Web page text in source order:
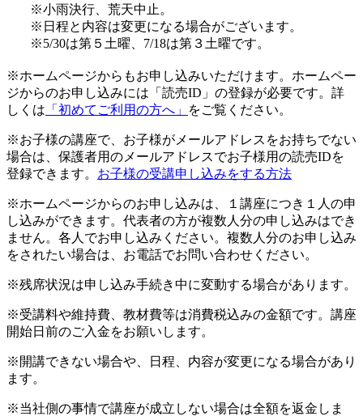
※小雨決行、荒天中止。
※日程と内容は変更になる場合がございます。
※5/30は第５土曜、7/18は第３土曜です。
※ホームページからもお申し込みいただけます。ホームペー
ジからのお申し込みには「読売ID」の登録が必要です。詳
しくは 「初めてご利用の方へ」 をご覧ください。
※お子様の講座で、お子様がメールアドレスをお持ちでない
場合は、保護者用のメールアドレスでお子様用の読売IDを
登録できます。 お子様の受講申し込みをする方法
※ホームページからのお申し込みは、１講座につき１人の申
し込みができます。代表者の方が複数人分の申し込みはでき
ません。各人でお申し込みください。複数人分のお申し込み
をされたい場合は、お電話でお問い合わせください。
※残席状況は申し込み手続き中に変動する場合があります。
※受講料や維持費、教材費等は消費税込みの金額です。講座
開始日前のご入金をお願いします。
※開講できない場合や、日程、内容が変更になる場合があり
ます。
※当社側の事情で講座が成立しない場合は全額を返金しま